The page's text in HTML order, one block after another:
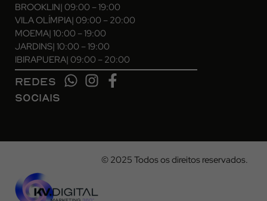
BROOKLIN| 09:00 – 19:00
VILA OLÍMPIA| 09:00 – 20:00
MOEMA| 10:00 – 19:00
JARDINS| 10:00 – 19:00
IBIRAPUERA| 09:00 – 20:00
REDES
SOCIAIS
© 2025 Todos os direitos reservados.